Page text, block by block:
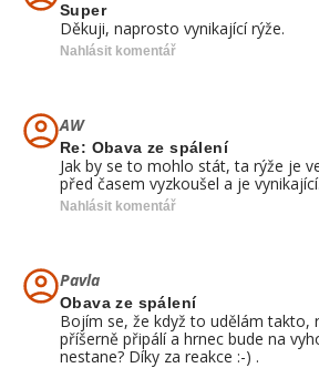
Super
Děkuji, naprosto vynikající rýže.
Nahlásit komentář
AW
Re: Obava ze spálení
Jak by se to mohlo stát, ta rýže je
před časem vyzkoušel a je vynikající.
Nahlásit komentář
Pavla
Obava ze spálení
Bojím se, že když to udělám takto,
příšerně připálí a hrnec bude na
nestane? Díky za reakce :-) .